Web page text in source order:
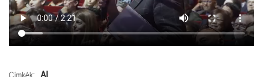
Címkék: AI